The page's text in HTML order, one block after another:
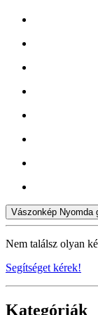
Vászonkép Nyomda
Nem találsz olyan
Segítséget kérek!
Kategóriák